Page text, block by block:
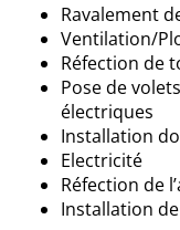
Ravalement
Ventilation/
Réfection de
Pose de
électriques
Installation
Electricité
Réfection de
Installation